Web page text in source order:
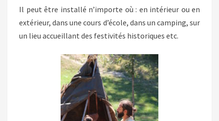
Il peut être installé n’importe où : en intérieur ou en
extérieur, dans une cours d’école, dans un camping, sur
un lieu accueillant des festivités historiques etc.